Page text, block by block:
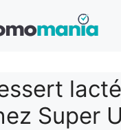
Super U